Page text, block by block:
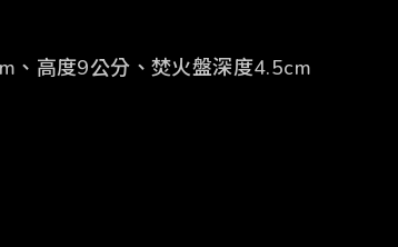
、高度9公分、焚火盤深度4.5cm